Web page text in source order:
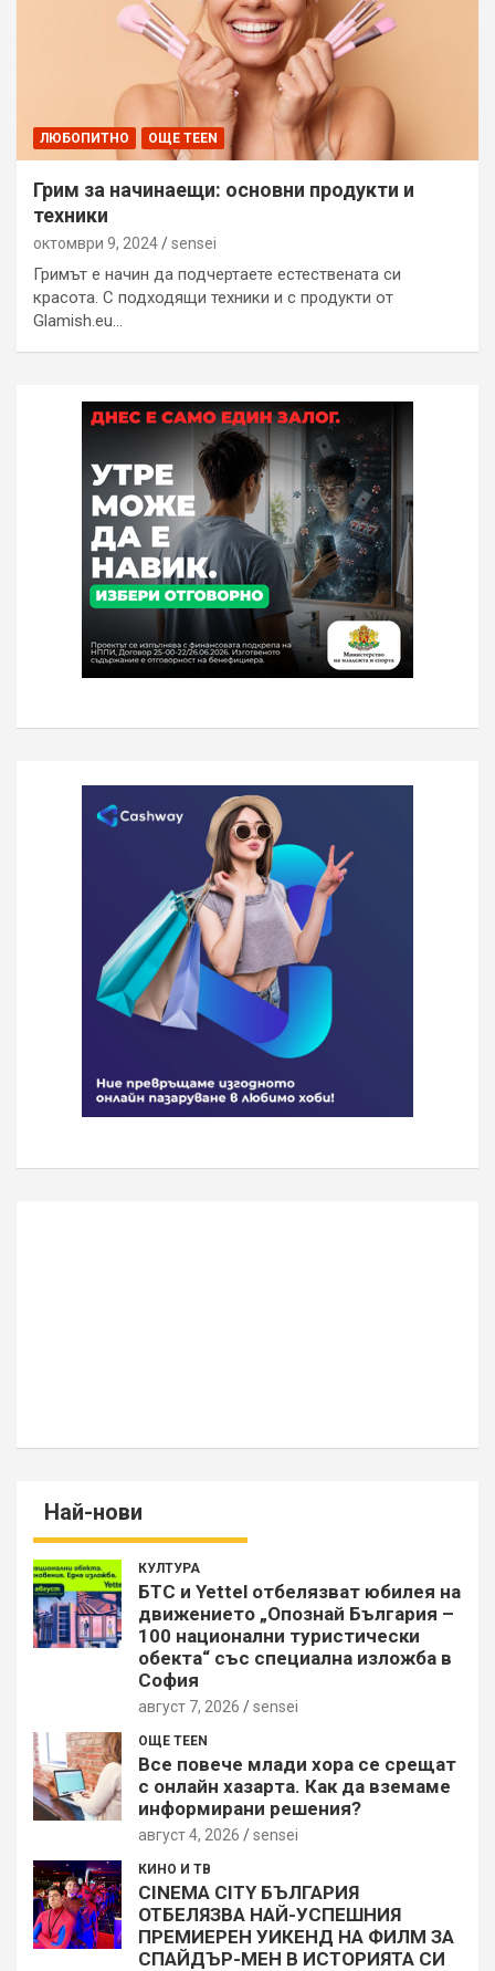
ЛЮБОПИТНО ОЩЕ TEEN
Грим за начинаещи: основни продукти и
техники
октомври 9, 2024 sensei
Гримът е начин да подчертаете естествената си
красота. С подходящи техники и с продукти от
Glamish.eu…
Най-нови
КУЛТУРА
БТС и Yettel отбелязват юбилея на
движението „Опознай България –
100 национални туристически
обекта“ със специална изложба в
София
август 7, 2026 sensei
ОЩЕ TEEN
Все повече млади хора се срещат
с онлайн хазарта. Как да вземаме
информирани решения?
август 4, 2026 sensei
КИНО И ТВ
CINEMA CITY БЪЛГАРИЯ
ОТБЕЛЯЗВА НАЙ-УСПЕШНИЯ
ПРЕМИЕРЕН УИКЕНД НА ФИЛМ ЗА
СПАЙДЪР-МЕН В ИСТОРИЯТА СИ